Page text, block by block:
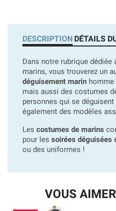
DESCRIPTION DÉTAILS
Dans notre rubrique dédiée
marins, vous trouverez un
déguisement marin homme
mais aussi des costumes
personnes qui se
également des modèles
Les costumes de marins
pour les soirées déguisées
ou des uniformes !
VOUS